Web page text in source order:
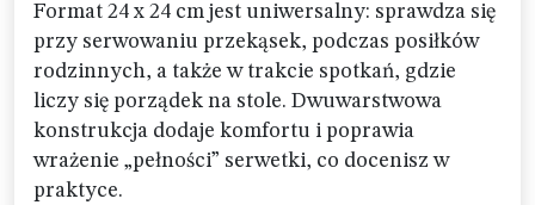
Format 24 x 24 cm jest uniwersalny: sprawdza się
przy serwowaniu przekąsek, podczas posiłków
rodzinnych, a także w trakcie spotkań, gdzie
liczy się porządek na stole. Dwuwarstwowa
konstrukcja dodaje komfortu i poprawia
wrażenie „pełności” serwetki, co docenisz w
praktyce.